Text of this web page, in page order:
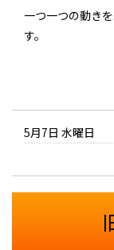
一つ一つの動き
す。
5月7日 水曜日